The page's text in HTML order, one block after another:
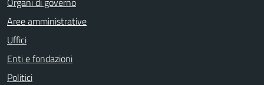
Aree amministrative
Uffici
Enti e fondazioni
Politici